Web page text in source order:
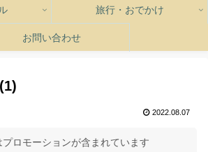
旅行・おでかけ
お問い合わせ
2022.08.07
プロモーションが含まれています